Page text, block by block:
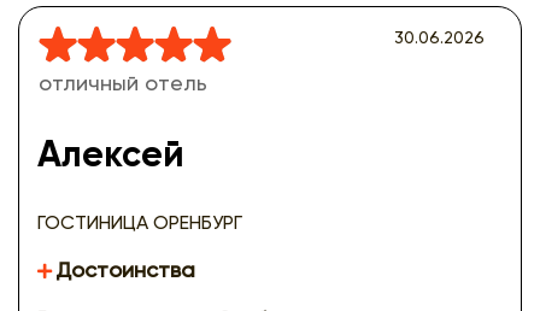
отличный отель
Алексей
ГОСТИНИЦА ОРЕНБУРГ
30.06.2026
Достоинства